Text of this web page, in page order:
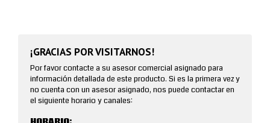
¡GRACIAS POR VISITARNOS!
Por favor contacte a su asesor comercial asignado para
información detallada de este producto. Si es la primera vez y
no cuenta con un asesor asignado, nos puede contactar en
el siguiente horario y canales: